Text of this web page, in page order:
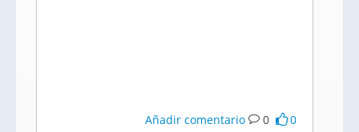
Añadir comentario 0 0